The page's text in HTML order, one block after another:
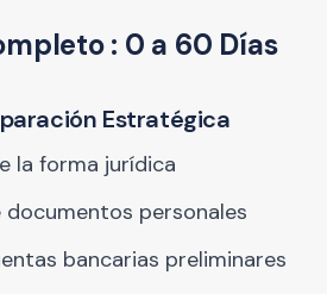
: 0 a 60 Días
Estratégica
la forma jurídica
documentos personales
bancarias preliminares